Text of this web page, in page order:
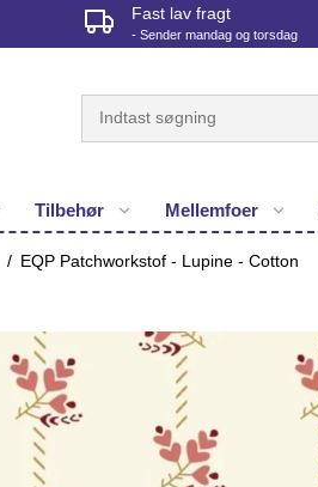
Fast lav fragt
- Sender mandag og torsdag
Tilbehør Mellemfoer
/ EQP Patchworkstof - Lupine - Cotton